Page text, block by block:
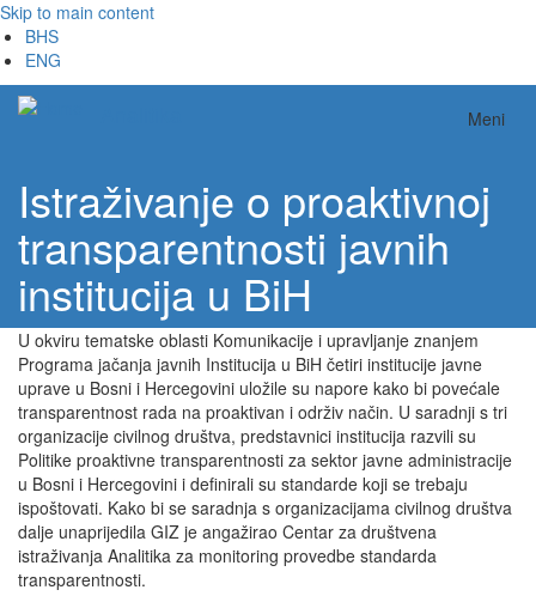
Skip to main content
BHS
ENG
Meni
Istraživanje o proaktivnoj
transparentnosti javnih
institucija u BiH
U okviru tematske oblasti Komunikacije i upravljanje znanjem
Programa jačanja javnih Institucija u BiH četiri institucije javne
uprave u Bosni i Hercegovini uložile su napore kako bi povećale
transparentnost rada na proaktivan i održiv način. U saradnji s tri
organizacije civilnog društva, predstavnici institucija razvili su
Politike proaktivne transparentnosti za sektor javne administracije
u Bosni i Hercegovini i definirali su standarde koji se trebaju
ispoštovati. Kako bi se saradnja s organizacijama civilnog društva
dalje unaprijedila GIZ je angažirao Centar za društvena
istraživanja Analitika za monitoring provedbe standarda
transparentnosti.